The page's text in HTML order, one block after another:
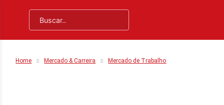
Home Mercado & Carreira Mercado de Trabalho